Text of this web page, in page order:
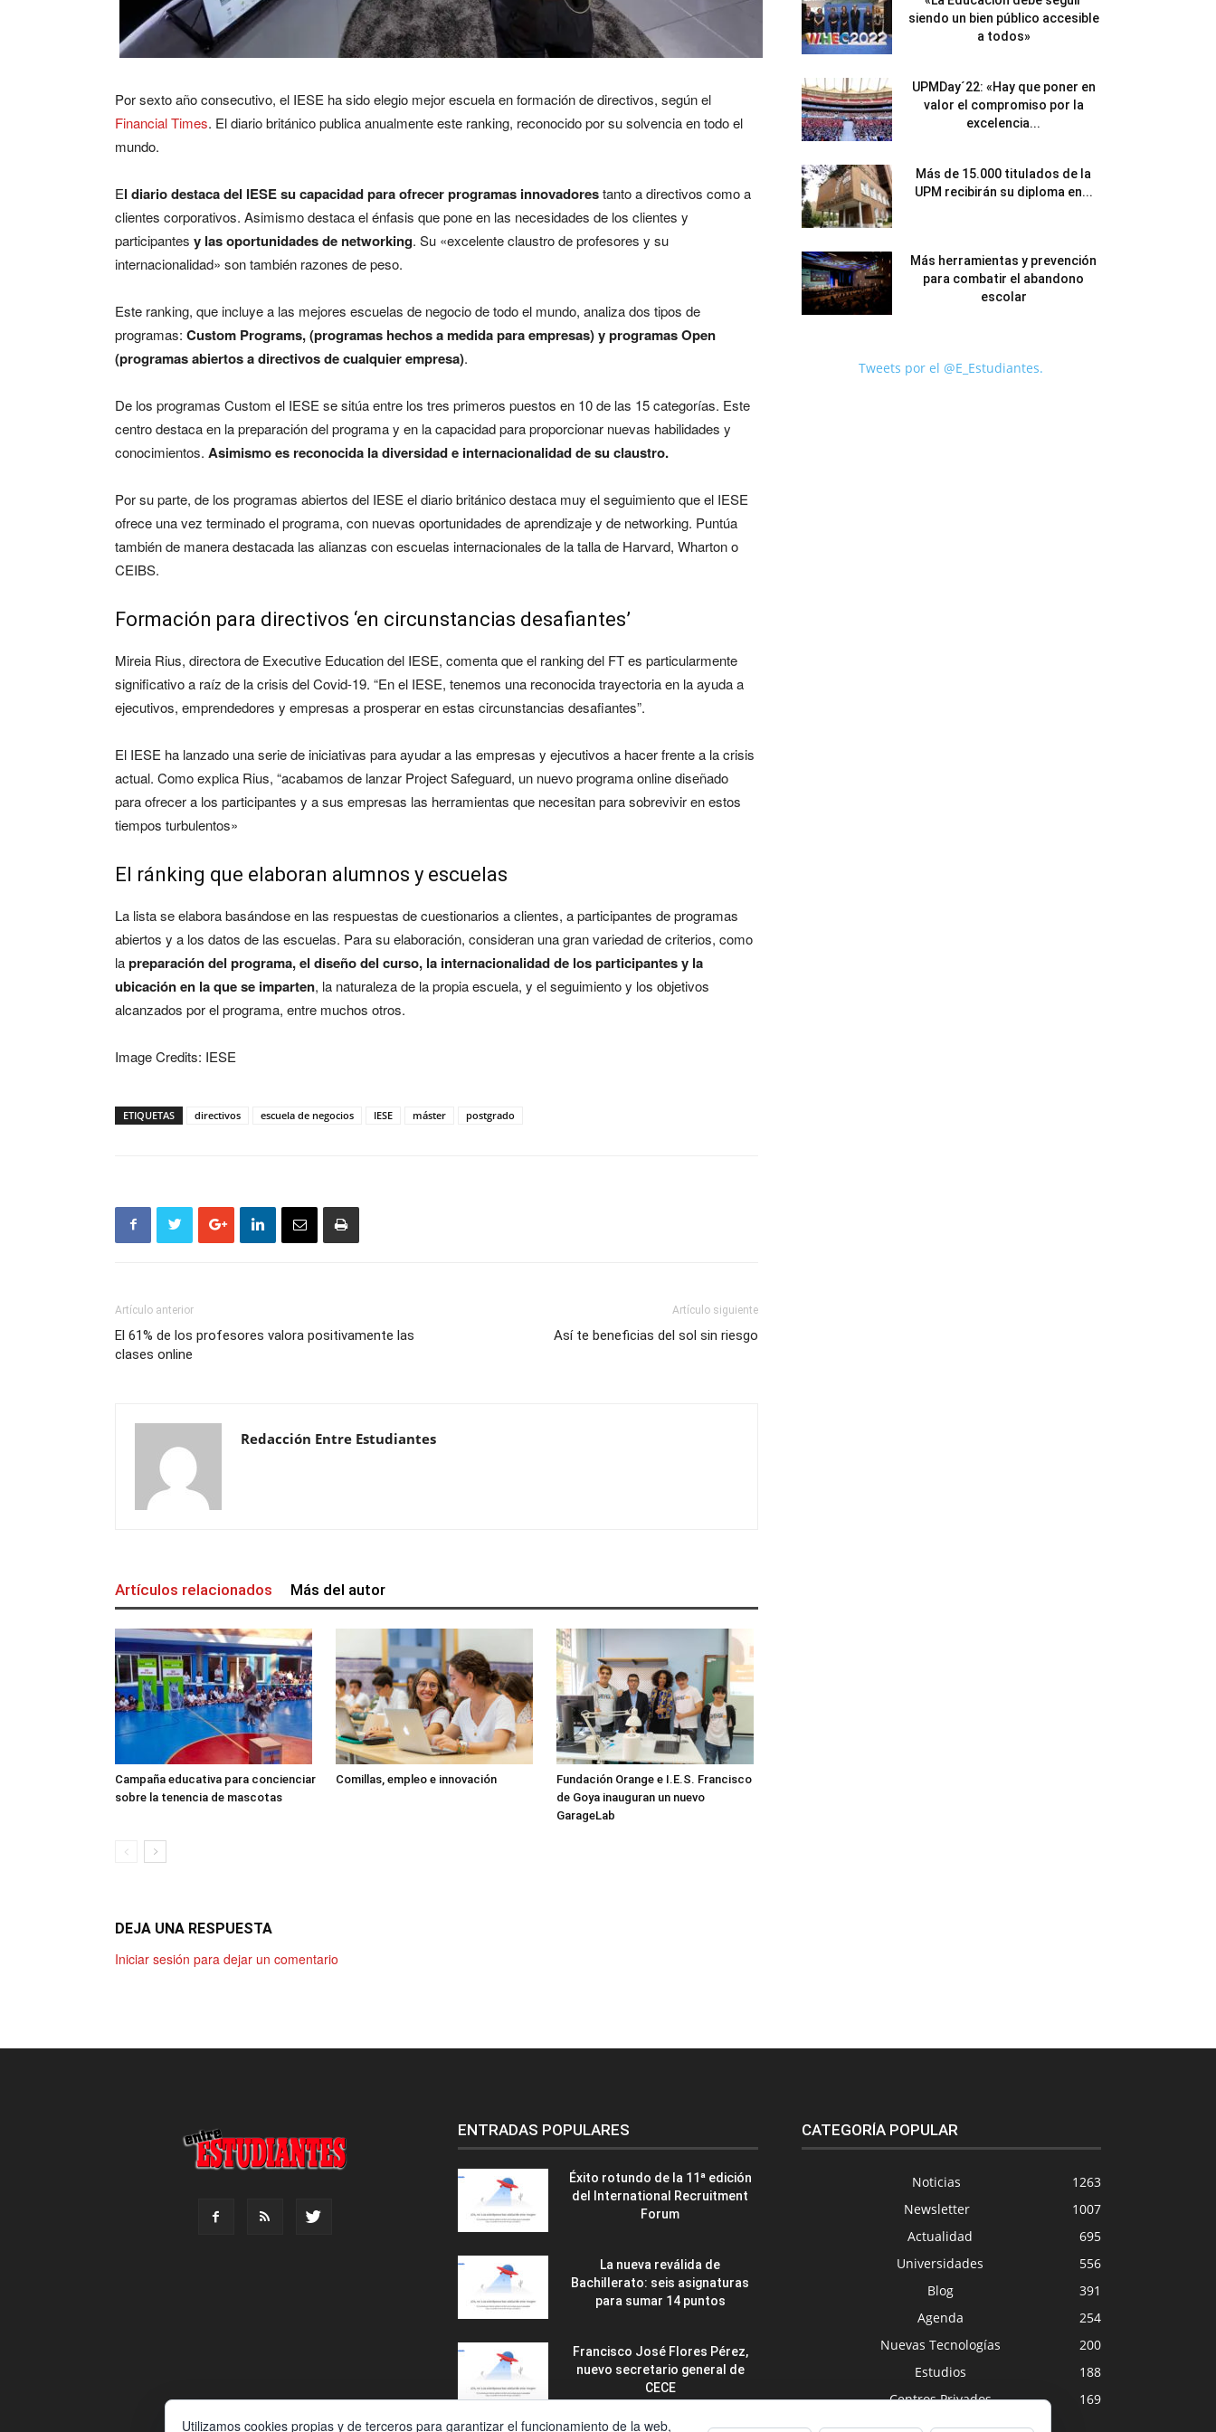
Por sexto año consecutivo, el IESE ha sido elegio mejor escuela en formación de directivos, según el
Financial Times. El diario británico publica anualmente este ranking, reconocido por su solvencia en todo el
mundo.
El diario destaca del IESE su capacidad para ofrecer programas innovadorestanto a directivos como a
clientes corporativos. Asimismo destaca el énfasis que pone en las necesidades de los clientes y
participantes y las oportunidades de networking. Su «excelente claustro de profesores y su
internacionalidad» son también razones de peso.
Este ranking, que incluye a las mejores escuelas de negocio de todo el mundo, analiza dos tipos de
programas: Custom Programs, (programas hechos a medida para empresas) y programas Open
(programas abiertos a directivos de cualquier empresa).
De los programas Custom el IESE se sitúa entre los tres primeros puestos en 10 de las 15 categorías. Este
centro destaca en la preparación del programa y en la capacidad para proporcionar nuevas habilidades y
conocimientos. Asimismo es reconocida la diversidad e internacionalidad de su claustro.
Por su parte, de los programas abiertos del IESE el diario británico destaca muy el seguimiento que el IESE
ofrece una vez terminado el programa, con nuevas oportunidades de aprendizaje y de networking. Puntúa
también de manera destacada las alianzas con escuelas internacionales de la talla de Harvard, Wharton o
CEIBS.
Formación para directivos ‘en circunstancias desafiantes’
Mireia Rius, directora de Executive Education del IESE, comenta que el ranking del FT es particularmente
significativo a raíz de la crisis del Covid-19. “En el IESE, tenemos una reconocida trayectoria en la ayuda a
ejecutivos, emprendedores y empresas a prosperar en estas circunstancias desafiantes”.
El IESE ha lanzado una serie de iniciativas para ayudar a las empresas y ejecutivos a hacer frente a la crisis
actual. Como explica Rius, “acabamos de lanzar Project Safeguard, un nuevo programa online diseñado
para ofrecer a los participantes y a sus empresas las herramientas que necesitan para sobrevivir en estos
tiempos turbulentos»
El ránking que elaboran alumnos y escuelas
La lista se elabora basándose en las respuestas de cuestionarios a clientes, a participantes de programas
abiertos y a los datos de las escuelas. Para su elaboración, consideran una gran variedad de criterios, como
lapreparación del programa, el diseño del curso, la internacionalidad de los participantes y la
ubicación en la que se imparten, la naturaleza de la propia escuela, y el seguimiento y los objetivos
alcanzados por el programa, entre muchos otros.
Image Credits: IESE
ETIQUETAS directivos escuela de negocios IESE máster postgrado
Artículo anterior
El 61% de los profesores valora positivamente las
clases online
Artículo siguiente
Así te beneficias del sol sin riesgo
Redacción Entre Estudiantes
Artículos relacionados Más del autor
Campaña educativa para concienciar
sobre la tenencia de mascotas
Comillas, empleo e innovación
Fundación Orange e I.E.S. Francisco
de Goya inauguran un nuevo
GarageLab
DEJA UNA RESPUESTA
Iniciar sesión para dejar un comentario
siendo un bien público accesible
a todos»
UPMDay´22: «Hay que poner en
valor el compromiso por la
excelencia...
Más de 15.000 titulados de la
UPM recibirán su diploma en...
Más herramientas y prevención
para combatir el abandono
escolar
Tweets por el @E_Estudiantes.
ENTRADAS POPULARES
Éxito rotundo de la 11ª edición
del International Recruitment
Forum
La nueva reválida de
Bachillerato: seis asignaturas
para sumar 14 puntos
Francisco José Flores Pérez,
nuevo secretario general de
CECE
CATEGORÍA POPULAR
Noticias
1263
Newsletter
1007
Actualidad
695
Universidades
556
Blog
391
Agenda
254
Nuevas Tecnologías
200
Estudios
188
Centros Privados
169
Utilizamos cookies propias y de terceros para garantizar el funcionamiento de la web,